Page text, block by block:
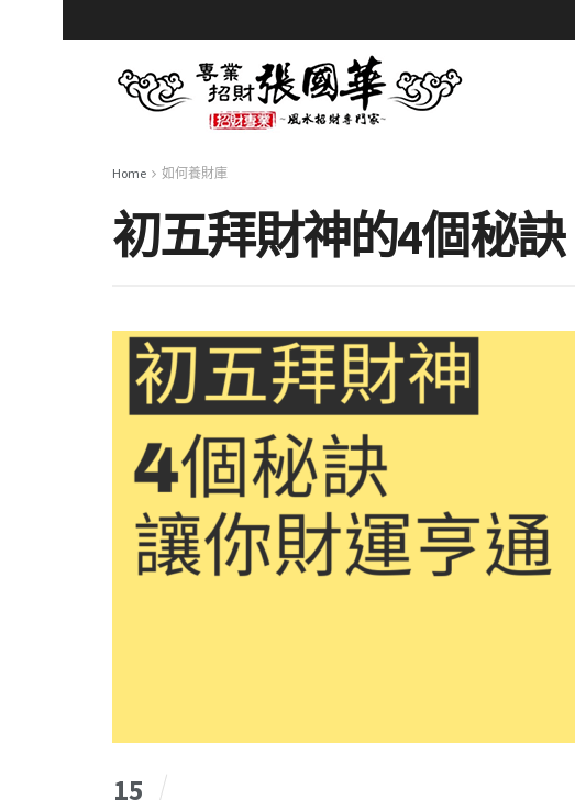
Home 如何養財庫
初五拜財神的4個秘
15